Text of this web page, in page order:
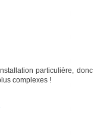
particulière, donc
complexes !